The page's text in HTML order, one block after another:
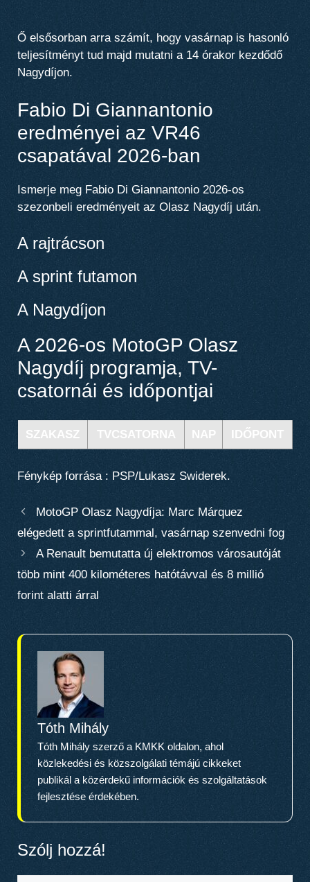
Ő elsősorban arra számít, hogy vasárnap is hasonló
teljesítményt tud majd mutatni a 14 órakor kezdődő
Nagydíjon.
Fabio Di Giannantonio
eredményei az VR46
csapatával 2026-ban
Ismerje meg Fabio Di Giannantonio 2026-os
szezonbeli eredményeit az Olasz Nagydíj után.
A rajtrácson
A sprint futamon
A Nagydíjon
A 2026-os MotoGP Olasz
Nagydíj programja, TV-
csatornái és időpontjai
SZAKASZ TVCSATORNA NAP IDŐPONT
Fénykép forrása : PSP/Lukasz Swiderek.
MotoGP Olasz Nagydíja: Marc Márquez
elégedett a sprintfutammal, vasárnap szenvedni fog
A Renault bemutatta új elektromos városautóját
több mint 400 kilométeres hatótávval és 8 millió
forint alatti árral
Tóth Mihály
Tóth Mihály szerző a KMKK oldalon, ahol
közlekedési és közszolgálati témájú cikkeket
publikál a közérdekű információk és szolgáltatások
fejlesztése érdekében.
Szólj hozzá!